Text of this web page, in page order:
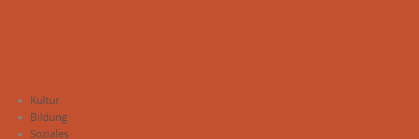
Kultur
Bildung
Soziales